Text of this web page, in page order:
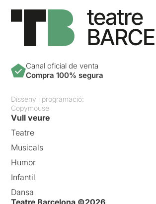
Canal oficial de venta
Compra 100% segura
Disseny i programació:
Copymouse
Vull veure
Teatre
Musicals
Humor
Infantil
Dansa